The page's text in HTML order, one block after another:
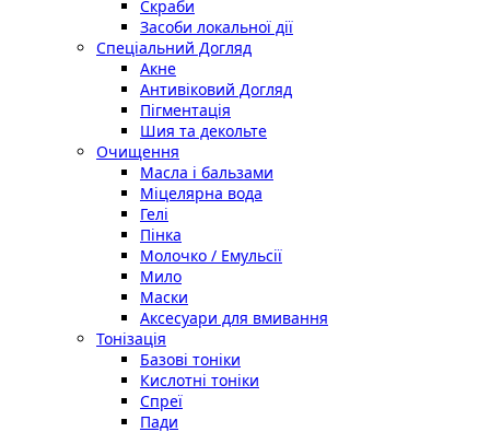
Скраби
Засоби локальної дії
Спеціальний Догляд
Акне
Антивіковий Догляд
Пігментація
Шия та декольте
Очищення
Масла і бальзами
Міцелярна вода
Гелі
Пінка
Молочко / Емульсії
Мило
Маски
Аксесуари для вмивання
Тонізація
Базові тоніки
Кислотні тоніки
Спреї
Пади